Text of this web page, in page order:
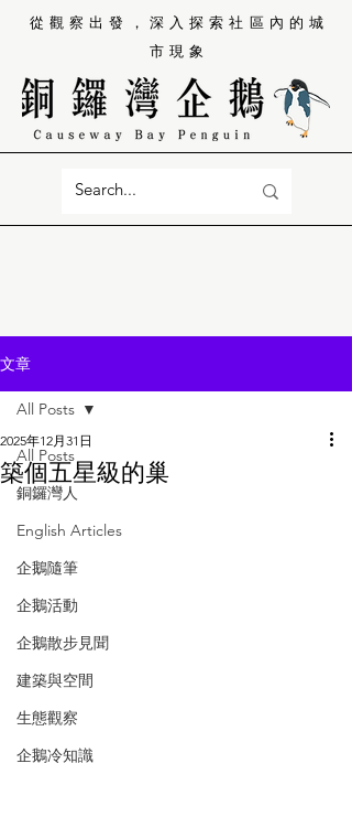
從觀察出發，深入探索社區內的城
市現象
文章
All Posts
銅鑼灣人
English Articles
企鵝隨筆
企鵝活動
企鵝散步見聞
建築與空間
生態觀察
企鵝冷知識
All Posts
築個五星級的巢
2025年12月31日